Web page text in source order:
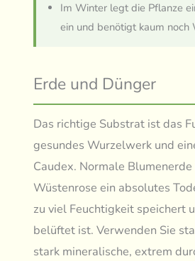
Im Winter legt die Pflanze
ein und benötigt kaum noch
Erde und Dünger
Das richtige Substrat ist das
gesundes Wurzelwerk und
Caudex. Normale
Wüstenrose ein absolutes
zu viel Feuchtigkeit speichert
belüftet ist. Verwenden Sie
stark mineralische, extrem